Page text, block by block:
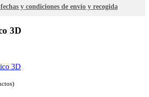
y condiciones de envío y recogida
3D
3D